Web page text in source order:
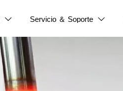
 Servicio ＆ Soporte 